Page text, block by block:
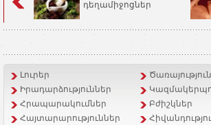
դեղամիջոցներ
Լուրեր
Իրադարձություններ
Հրապարակումներ
Բժիշկներ
Հայտարարություններ